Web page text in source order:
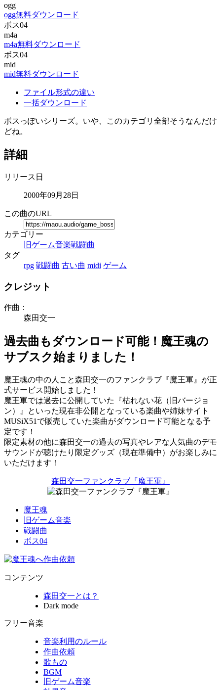
ogg
ogg無料ダウンロード
ボス04
m4a
m4a無料ダウンロード
ボス04
mid
mid無料ダウンロード
ファイル形式の違い
一括ダウンロード
ボスっぽいシリーズ。いや、このカテゴリ全部そうなんだけ
どね。
詳細
リリース日
2000年09月28日
この曲のURL
カテゴリー
旧ゲーム音楽戦闘曲
タグ
rpg 戦闘曲 古い曲 midi ゲーム
クレジット
作曲：
森田交一
過去曲もダウンロード可能！魔王魂の
サブスク始まりました！
魔王魂の中の人こと森田交一のファンクラブ『魔王軍』が正
式サービス開始しました！
魔王軍では過去に公開していた『枯れない花（旧バージョ
ン）』といった現在非公開となっている楽曲や姉妹サイト
MUSiX51で販売していた楽曲がダウンロード可能となる予
定です！
限定素材の他に森田交一の過去の写真やレアな人気曲のデモ
サウンドが聴けたり限定グッズ（現在準備中）がお楽しみに
いただけます！
森田交一ファンクラブ『魔王軍』
魔王魂
旧ゲーム音楽
戦闘曲
ボス04
コンテンツ
森田交一とは？
Dark mode
フリー音楽
音楽利用のルール
作曲依頼
歌もの
BGM
旧ゲーム音楽